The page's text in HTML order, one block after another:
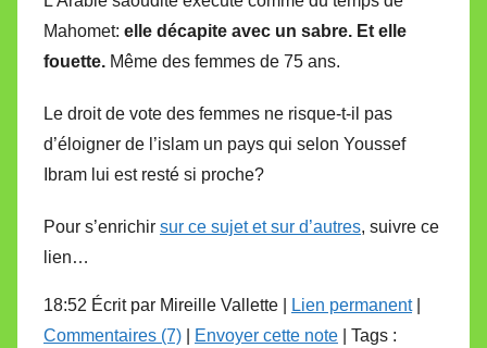
Mahomet: elle décapite avec un sabre. Et elle
fouette. Même des femmes de 75 ans.
Le droit de vote des femmes ne risque-t-il pas
d’éloigner de l’islam un pays qui selon Youssef
Ibram lui est resté si proche?
Pour s’enrichir sur ce sujet et sur d’autres, suivre ce
lien…
18:52 Écrit par Mireille Vallette | Lien permanent|
Commentaires (7)
Envoyer cette note | Tags :